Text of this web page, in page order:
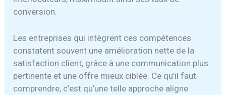
conversion.
Les entreprises qui intègrent ces compétences
constatent souvent une amélioration nette de la
satisfaction client, grâce à une communication plus
pertinente et une offre mieux ciblée. Ce qu’il faut
comprendre, c’est qu’une telle approche aligne